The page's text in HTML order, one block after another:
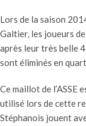
Lors de la saison
Galtier, les joueurs
après leur très belle
sont éliminés en
Ce maillot de l’ASSE
utilisé lors de cette
Stéphanois jouent